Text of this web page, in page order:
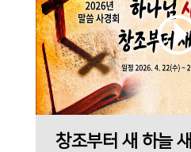
창조부터 새 하늘 새